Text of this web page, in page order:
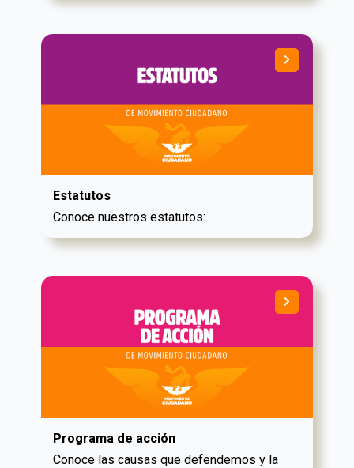
Estatutos
Conoce nuestros estatutos:
Programa de acción
Conoce las causas que defendemos y la